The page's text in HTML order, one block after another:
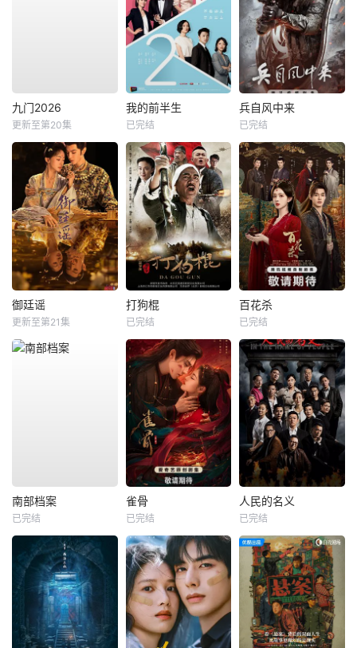
九门2026
更新至第20集
我的前半生
已完结
兵自风中来
已完结
御廷谣
更新至第21集
打狗棍
已完结
百花杀
已完结
南部档案
已完结
雀骨
已完结
人民的名义
已完结